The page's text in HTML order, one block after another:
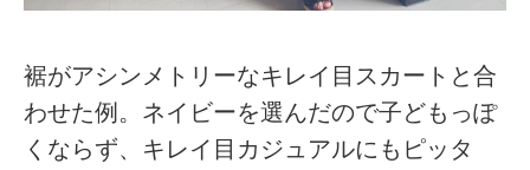
裾がアシンメトリーなキレイ目スカートと合
わせた例。ネイビーを選んだので子どもっぽ
くならず、キレイ目カジュアルにもピッタ